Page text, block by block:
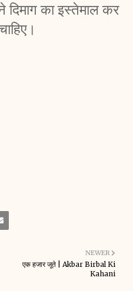
दिमाग का इस्तेमाल कर
NEWER
एक हजार जूते | Akbar Birbal Ki
Kahani